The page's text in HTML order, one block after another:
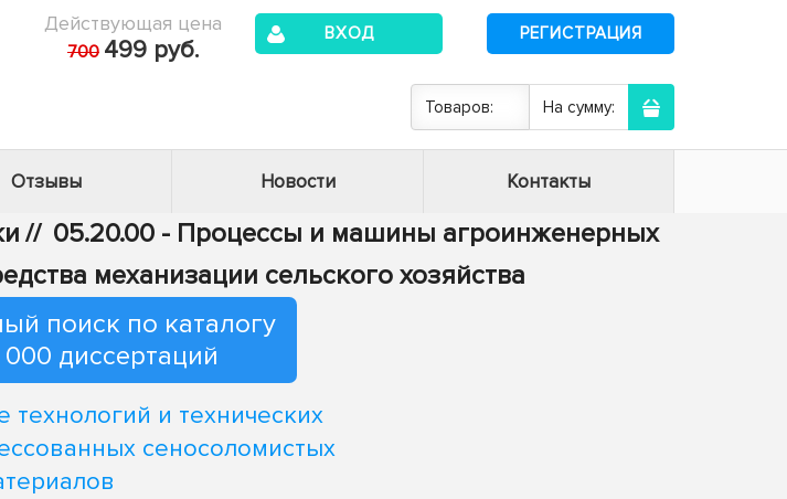
Действующая цена
700 499 руб.
ВХОД РЕГИСТРАЦИЯ
Товаров: На сумму:
Отзывы Новости Контакты
// 05.20.00 - Процессы и машины агроинженерных
механизации сельского хозяйства
поиск по каталогу
диссертаций
и технических
сеносоломистых